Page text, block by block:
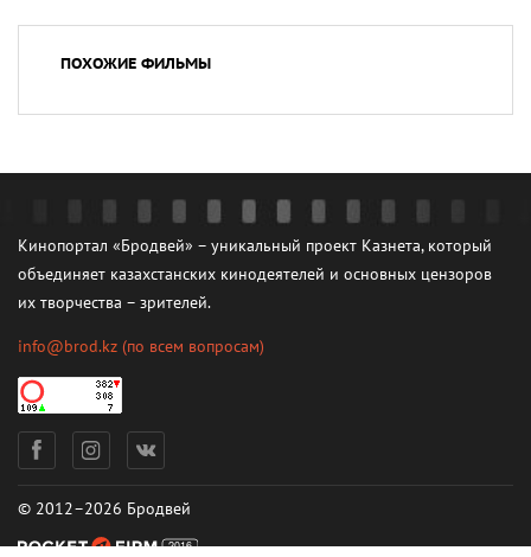
ПОХОЖИЕ ФИЛЬМЫ
Кинопортал «Бродвей» – уникальный проект Казнета, который
объединяет казахстанских кинодеятелей и основных цензоров
их творчества – зрителей.
info@brod.kz (по всем вопросам)
© 2012–2026 Бродвей